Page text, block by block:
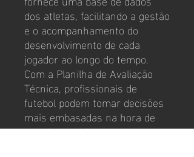
dos atletas, facilitando a gestão
e o acompanhamento do
desenvolvimento de cada
jogador ao longo do tempo.
Com a Planilha de Avaliação
Técnica, profissionais de
futebol podem tomar decisões
mais embasadas na hora de
selecionar e desenvolver seus